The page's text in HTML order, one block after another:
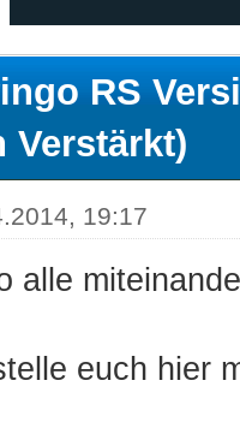
RS
Verstärkt)
19:17
alle
euch hier